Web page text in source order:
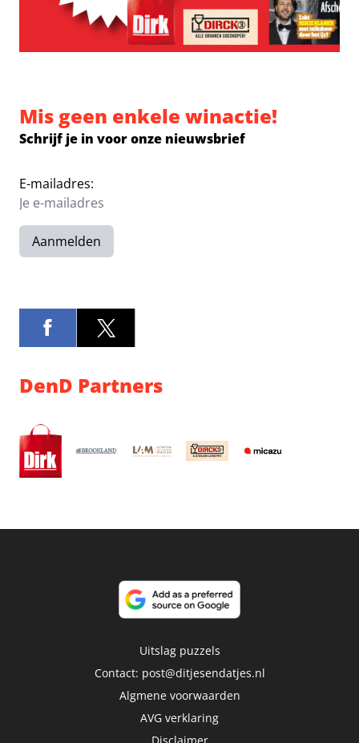
Mis geen enkele winactie!
Schrijf je in voor onze nieuwsbrief
E-mailadres:
Aanmelden
DenD Partners
Uitslag puzzels
Contact: post@ditjesendatjes.nl
Algmene voorwaarden
AVG verklaring